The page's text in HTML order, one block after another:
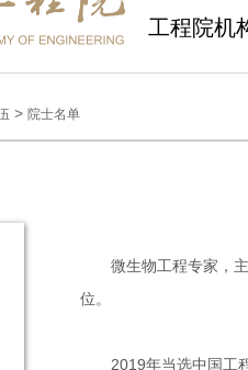
工程院机
> 院士名单
微生物工程专家，主
位。
2019年当选中国工程